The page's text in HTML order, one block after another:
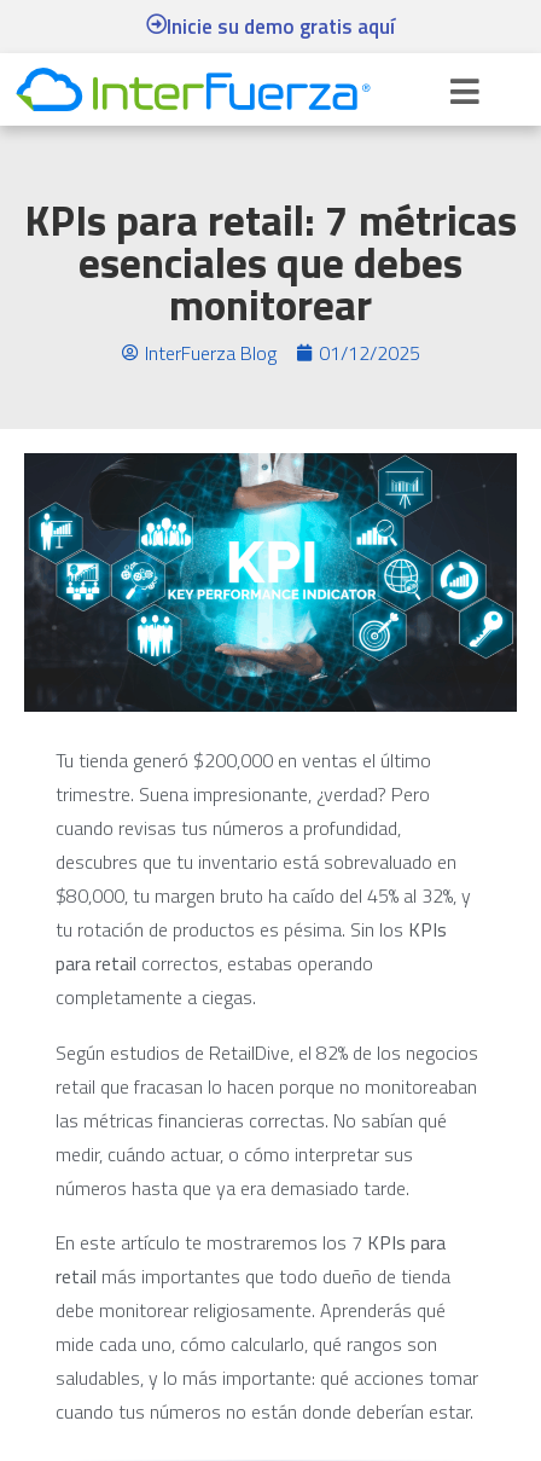
Inicie su demo gratis aquí
KPIs para retail: 7 métricas
esenciales que debes
monitorear
InterFuerza Blog 01/12/2025
Tu tienda generó $200,000 en ventas el último
trimestre. Suena impresionante, ¿verdad? Pero
cuando revisas tus números a profundidad,
descubres que tu inventario está sobrevaluado en
$80,000, tu margen bruto ha caído del 45% al 32%, y
tu rotación de productos es pésima. Sin los KPIs
para retail correctos, estabas operando
completamente a ciegas.
Según estudios de RetailDive, el 82% de los negocios
retail que fracasan lo hacen porque no monitoreaban
las métricas financieras correctas. No sabían qué
medir, cuándo actuar, o cómo interpretar sus
números hasta que ya era demasiado tarde.
En este artículo te mostraremos los 7 KPIs para
retail más importantes que todo dueño de tienda
debe monitorear religiosamente. Aprenderás qué
mide cada uno, cómo calcularlo, qué rangos son
saludables, y lo más importante: qué acciones tomar
cuando tus números no están donde deberían estar.